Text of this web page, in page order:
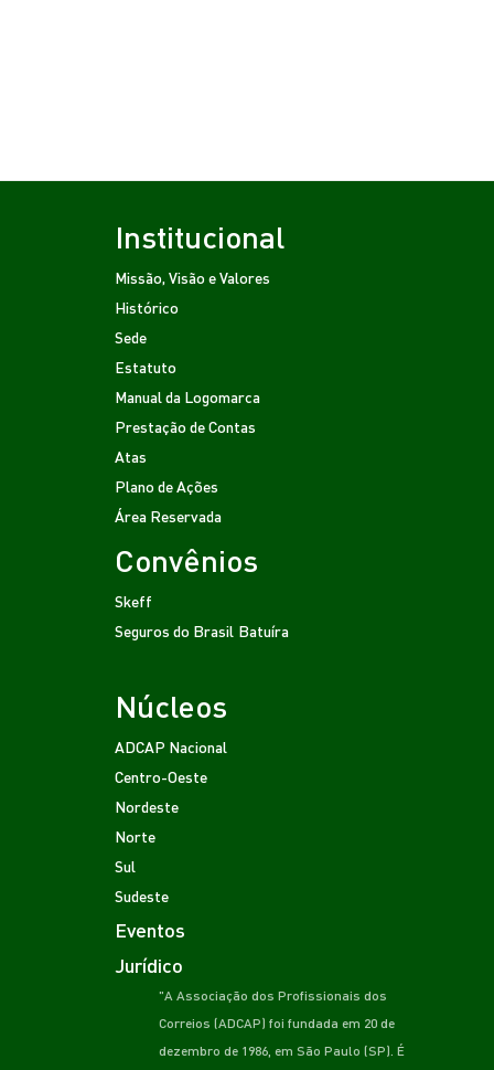
Institucional
Missão, Visão e Valores
Histórico
Sede
Estatuto
Manual da Logomarca
Prestação de Contas
Atas
Plano de Ações
Área Reservada
Convênios
Skeff
Seguros do Brasil Batuíra
Núcleos
ADCAP Nacional
Centro-Oeste
Nordeste
Norte
Sul
Sudeste
Eventos
Jurídico
"A Associação dos Profissionais dos
Correios (ADCAP) foi fundada em 20 de
dezembro de 1986, em São Paulo (SP). É